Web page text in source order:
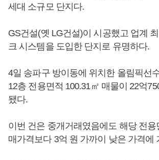
세대 소규모 단지다.
GS건설(옛 LG건설)이 시공했고 업계
크 시스템을 도입한 단지로 유명하다.
4일 송파구 방이동에 위치한 올림픽선
12층 전용면적 100.31㎡ 매물이 22억
됐다.
이번 건은 중개거래였음에도 해당 전용
매가격보다 3억 원 가까이 낮은 가격에